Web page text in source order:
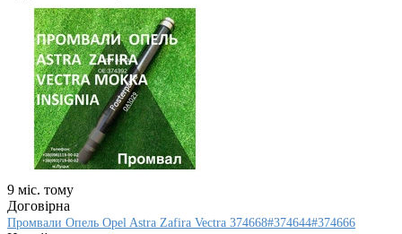
9 міс. тому
Договірна
Промвали Опель Opel Astra Zafira Vectra 374668#374644#374666